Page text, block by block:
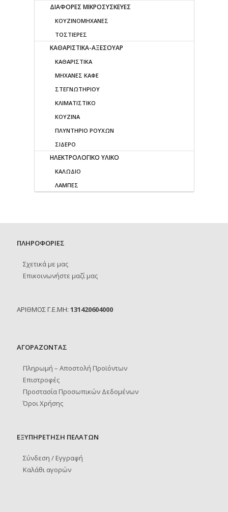
ΔΙΑΦΟΡΕΣ ΜΙΚΡΟΣΥΣΚΕΥΕΣ
ΚΟΥΖΙΝΟΜΗΧΑΝΕΣ
ΤΟΣΤΙΕΡΕΣ
ΚΑΘΑΡΙΣΤΙΚΑ-ΑΞΕΣΟΥΑΡ
ΚΑΘΑΡΙΣΤΙΚΑ
ΜΗΧΑΝΕΣ ΚΑΦΕ
ΣΤΕΓΝΩΤΗΡΙΟΥ
ΚΛΙΜΑΤΙΣΤΙΚΟ
ΚΟΥΖΙΝΑ
ΠΛΥΝΤΗΡΙΟ ΡΟΥΧΩΝ
ΣΙΔΕΡΟ
ΗΛΕΚΤΡΟΛΟΓΙΚΟ ΥΛΙΚΟ
ΚΑΛΩΔΙΟ
ΛΑΜΠΕΣ
ΠΛΗΡΟΦΟΡΙΕΣ
Σχετικά με μας
Επικοινωνήστε μαζί μας
ΑΡΙΘΜΟΣ Γ.Ε.ΜΗ: 131420604000
ΑΓΟΡΑΖΟΝΤΑΣ
Πληρωμή – Αποστολή Προϊόντων
Επιστροφές
Προστασία Προσωπικών Δεδομένων
Όροι Χρήσης
ΕΞΥΠΗΡΕΤΗΣΗ ΠΕΛΑΤΩΝ
Σύνδεση / Εγγραφή
Καλάθι αγορών